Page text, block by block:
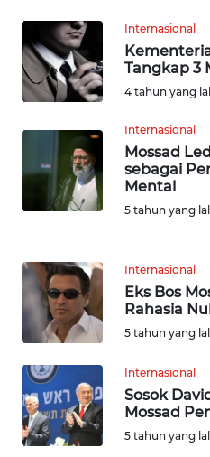
Internasional
Tangkap 3
4 tahun yang
Internasional
Mossad
sebagai
Mental
5 tahun yang
Internasional
Eks Bos
Rahasia
5 tahun yang
Internasional
Sosok
Mossad
5 tahun yang
WN
BABEL
SUMBAR
WN
SUMSEL
BENGKULU
WN
LAMPUNG
WN
JATENG
WN